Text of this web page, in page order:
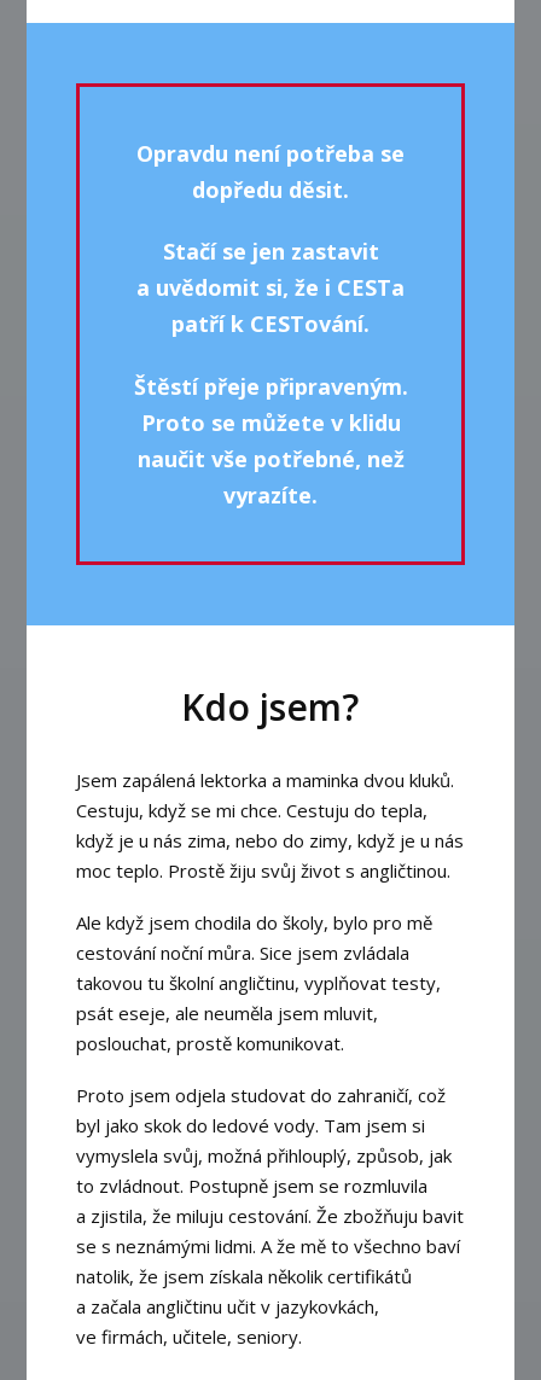
Opravdu není potřeba se
dopředu děsit.
Stačí se jen zastavit
a uvědomit si, že i CESTa
patří k CESTování.
Štěstí přeje připraveným.
Proto se můžete v klidu
naučit vše potřebné, než
vyrazíte.
Kdo jsem?
Jsem zapálená lektorka a maminka dvou kluků.
Cestuju, když se mi chce. Cestuju do tepla,
když je u nás zima, nebo do zimy, když je u nás
moc teplo. Prostě žiju svůj život s angličtinou.
Ale když jsem chodila do školy, bylo pro mě
cestování noční můra. Sice jsem zvládala
takovou tu školní angličtinu, vyplňovat testy,
psát eseje, ale neuměla jsem mluvit,
poslouchat, prostě komunikovat.
Proto jsem odjela studovat do zahraničí, což
byl jako skok do ledové vody. Tam jsem si
vymyslela svůj, možná přihlouplý, způsob, jak
to zvládnout. Postupně jsem se rozmluvila
a zjistila, že miluju cestování. Že zbožňuju bavit
se s neznámými lidmi. A že mě to všechno baví
natolik, že jsem získala několik certifikátů
a začala angličtinu učit v jazykovkách,
ve firmách, učitele, seniory.